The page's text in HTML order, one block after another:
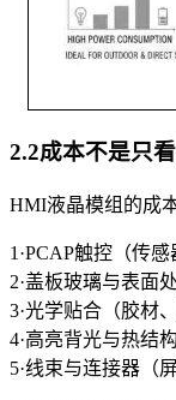
2.2成本不是只
HMI液晶模组的成
1·PCAP触控（传
2·盖板玻璃与表面
3·光学贴合（胶材
4·高亮背光与热结
5·线束与连接器（